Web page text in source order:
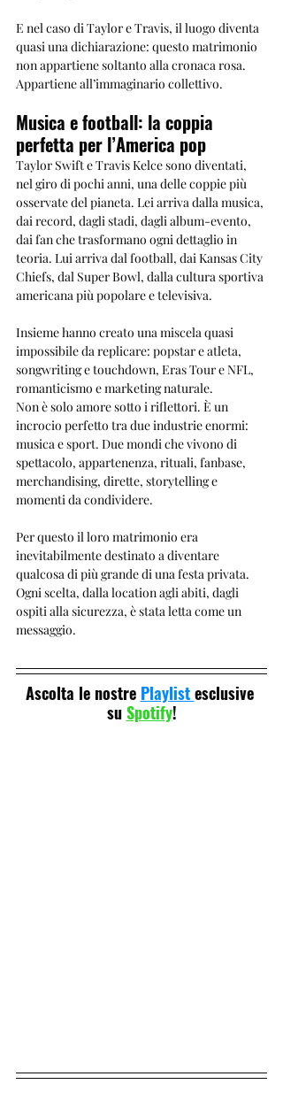
E nel caso di Taylor e Travis, il luogo diventa
quasi una dichiarazione: questo matrimonio
non appartiene soltanto alla cronaca rosa.
Appartiene all’immaginario collettivo.
Musica e football: la coppia
perfetta per l’America pop
Taylor Swift e Travis Kelce sono diventati,
nel giro di pochi anni, una delle coppie più
osservate del pianeta. Lei arriva dalla musica,
dai record, dagli stadi, dagli album-evento,
dai fan che trasformano ogni dettaglio in
teoria. Lui arriva dal football, dai Kansas City
Chiefs, dal Super Bowl, dalla cultura sportiva
americana più popolare e televisiva.
Insieme hanno creato una miscela quasi
impossibile da replicare: popstar e atleta,
songwriting e touchdown, Eras Tour e NFL,
romanticismo e marketing naturale.
Non è solo amore sotto i riflettori. È un
incrocio perfetto tra due industrie enormi:
musica e sport. Due mondi che vivono di
spettacolo, appartenenza, rituali, fanbase,
merchandising, dirette, storytelling e
momenti da condividere.
Per questo il loro matrimonio era
inevitabilmente destinato a diventare
qualcosa di più grande di una festa privata.
Ogni scelta, dalla location agli abiti, dagli
ospiti alla sicurezza, è stata letta come un
messaggio.
Ascolta le nostre Playlist esclusive
su Spotify!